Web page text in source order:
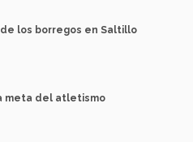
los borregos en Saltillo
meta del atletismo